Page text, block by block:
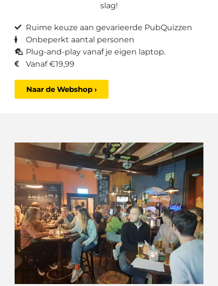
slag!
Ruime keuze aan gevarieerde PubQuizzen
Onbeperkt aantal personen
Plug-and-play vanaf je eigen laptop.
Vanaf €19,99
Naar de Webshop ›